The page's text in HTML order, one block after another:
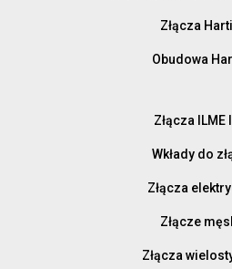
Złącza
Obudowa
Złącza ILME
Wkłady do
Złącza
Złącze
Złącza